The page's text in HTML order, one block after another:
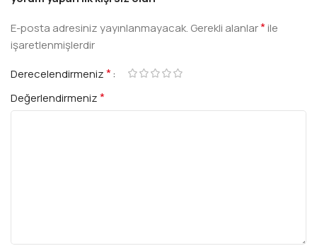
E-posta adresiniz yayınlanmayacak. Gerekli alanlar*ile
işaretlenmişlerdir
Derecelendirmeniz*
Değerlendirmeniz*